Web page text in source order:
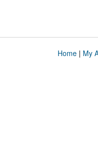
Home| My